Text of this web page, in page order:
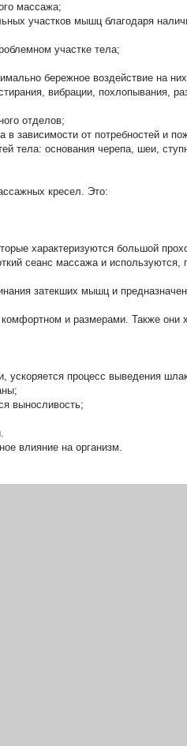
массажа;
участков мышц благодаря
участке тела;
бережное воздействие на
вибрации, похлопывания,
отделов;
зависимости от потребностей и
тела: основания черепа, шеи,
кресел. Это:
характеризуются большой
сеанс массажа и используются,
затекших мышц и
и размерами. Также они
ускоряется процесс выведения
выносливость;
влияние на организм.